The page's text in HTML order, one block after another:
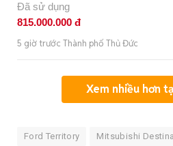
Đã sử dụng
815.000.000 đ
5 giờ trước Thành phố Thủ Đức
Xem nhiều hơn
Ford Territory Mitsubishi